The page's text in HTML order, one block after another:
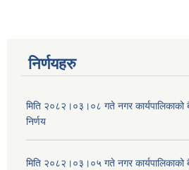
निर्णयहरु
मिति २०८२।०३।०८ गते नगर
निर्णय
मिति २०८२।०३।०५ गते नगर